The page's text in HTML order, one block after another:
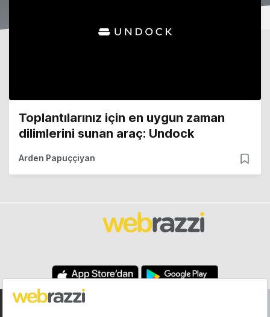
Toplantılarınız için en uygun zaman
dilimlerini sunan araç: Undock
Arden Papuççiyan